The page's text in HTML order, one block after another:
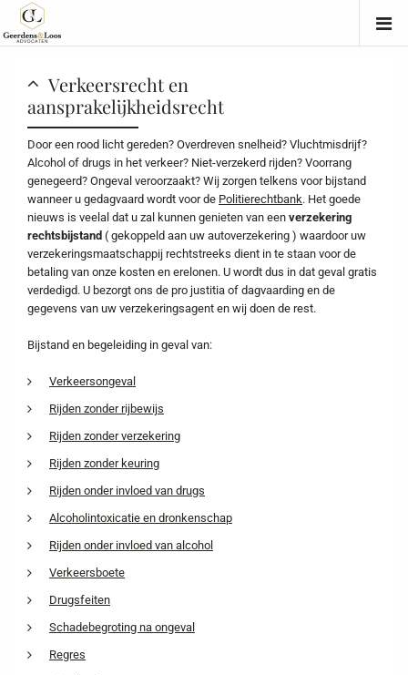
Verkeersrecht en
aansprakelijkheidsrecht
Door een rood licht gereden? Overdreven snelheid? Vluchtmisdrijf?
Alcohol of drugs in het verkeer? Niet-verzekerd rijden? Voorrang
genegeerd? Ongeval veroorzaakt? Wij zorgen telkens voor bijstand
wanneer u gedagvaard wordt voor de Politierechtbank. Het goede
nieuws is veelal dat u zal kunnen genieten van een verzekering
rechtsbijstand ( gekoppeld aan uw autoverzekering ) waardoor uw
verzekeringsmaatschappij rechtstreeks dient in te staan voor de
betaling van onze kosten en erelonen. U wordt dus in dat geval gratis
verdedigd. U bezorgt ons de pro justitia of dagvaarding en de
gegevens van uw verzekeringsagent en wij doen de rest.
Bijstand en begeleiding in geval van:
Verkeersongeval
Rijden zonder rijbewijs
Rijden zonder verzekering
Rijden zonder keuring
Rijden onder invloed van drugs
Alcoholintoxicatie en dronkenschap
Rijden onder invloed van alcohol
Verkeersboete
Drugsfeiten
Schadebegroting na ongeval
Regres